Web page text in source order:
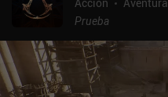
Prueba